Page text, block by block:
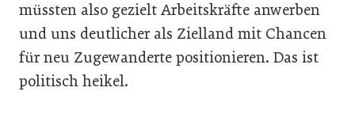
müssten also gezielt Arbeitskräfte anwerben
und uns deutlicher als Zielland mit Chancen
für neu Zugewanderte positionieren. Das ist
politisch heikel.